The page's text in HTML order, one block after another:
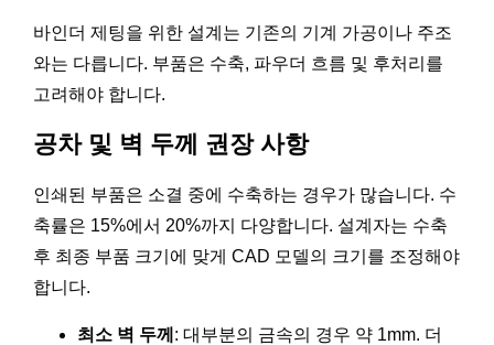
바인더 제팅을 위한 설계는 기존의 기계 가공이나 주조
와는 다릅니다. 부품은 수축, 파우더 흐름 및 후처리를
고려해야 합니다.
공차 및 벽 두께 권장 사항
인쇄된 부품은 소결 중에 수축하는 경우가 많습니다. 수
축률은 15%에서 20%까지 다양합니다. 설계자는 수축
후 최종 부품 크기에 맞게 CAD 모델의 크기를 조정해야
합니다.
최소 벽 두께 : 대부분의 금속의 경우 약 1mm. 더